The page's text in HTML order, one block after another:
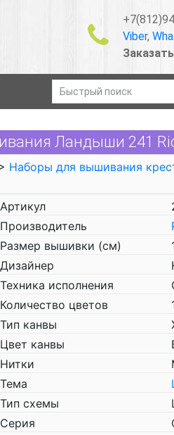
Viber,
Ландыши 241
Наборы для вышивания
Артикул
Производитель
Размер вышивки (см)
Дизайнер
Техника исполнения
Количество цветов
Тип канвы
Цвет канвы
Нитки
Тема
Тип схемы
Серия